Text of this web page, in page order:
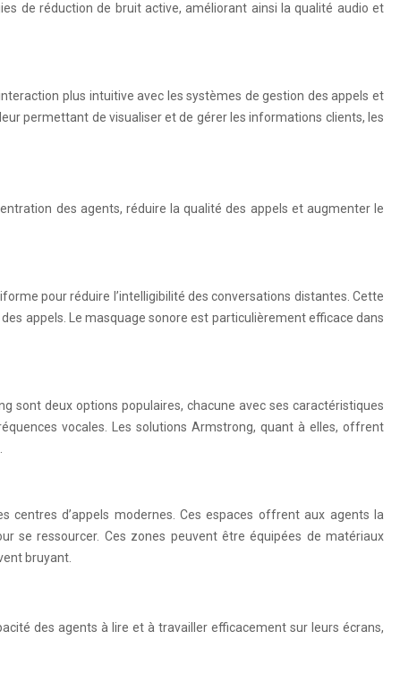
de réduction de bruit active, améliorant ainsi la qualité audio et
plus intuitive avec les systèmes de gestion des appels et
permettant de visualiser et de gérer les informations clients, les
des agents, réduire la qualité des appels et augmenter le
pour réduire l’intelligibilité des conversations distantes. Cette
appels. Le masquage sonore est particulièrement efficace dans
sont deux options populaires, chacune avec ses caractéristiques
vocales. Les solutions Armstrong, quant à elles, offrent
centres d’appels modernes. Ces espaces offrent aux agents la
se ressourcer. Ces zones peuvent être équipées de matériaux
bruyant.
des agents à lire et à travailler efficacement sur leurs écrans,